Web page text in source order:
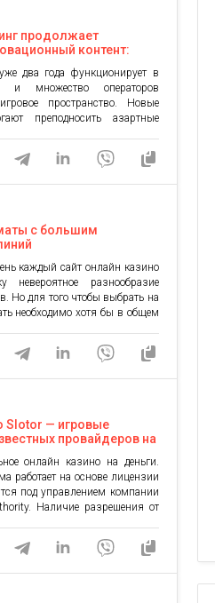
продолжает
контент:
два года функционирует в
и множество операторов
пространство. Новые
преподносить азартные
возможность «легких денег».
с начала легализации
Онлайн-казино
правильно построенных
с большим
каждый сайт онлайн казино
невероятное разнообразие
Но для того чтобы выбрать на
необходимо хотя бы в общем
каждого видеослота является
линия. Сущность игры
активными […]
Slotor — игровые
провайдеров на
онлайн казино на деньги.
работает на основе лицензии
под управлением компании
Наличие разрешения от
процесса, честности
сайте казино на гривны
[…]